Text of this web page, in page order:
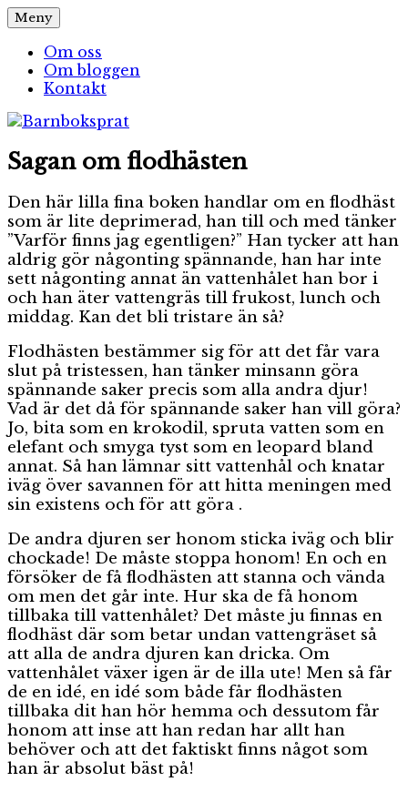
Hoppa
till
innehåll
Barnboksprat
– en blogg om barnböcker
Meny
Om oss
Om bloggen
Kontakt
Sagan om flodhästen
Den här lilla fina boken handlar om en flodhäst
som är lite deprimerad, han till och med tänker
”Varför finns jag egentligen?” Han tycker att han
aldrig gör någonting spännande, han har inte
sett någonting annat än vattenhålet han bor i
och han äter vattengräs till frukost, lunch och
middag. Kan det bli tristare än så?
Flodhästen bestämmer sig för att det får vara
slut på tristessen, han tänker minsann göra
spännande saker precis som alla andra djur!
Vad är det då för spännande saker han vill göra?
Jo, bita som en krokodil, spruta vatten som en
elefant och smyga tyst som en leopard bland
annat. Så han lämnar sitt vattenhål och knatar
iväg över savannen för att hitta meningen med
sin existens och för att göra .
De andra djuren ser honom sticka iväg och blir
chockade! De måste stoppa honom! En och en
försöker de få flodhästen att stanna och vända
om men det går inte. Hur ska de få honom
tillbaka till vattenhålet? Det måste ju finnas en
flodhäst där som betar undan vattengräset så
att alla de andra djuren kan dricka. Om
vattenhålet växer igen är de illa ute! Men så får
de en idé, en idé som både får flodhästen
tillbaka dit han hör hemma och dessutom får
honom att inse att han redan har allt han
behöver och att det faktiskt finns något som
han är absolut bäst på!